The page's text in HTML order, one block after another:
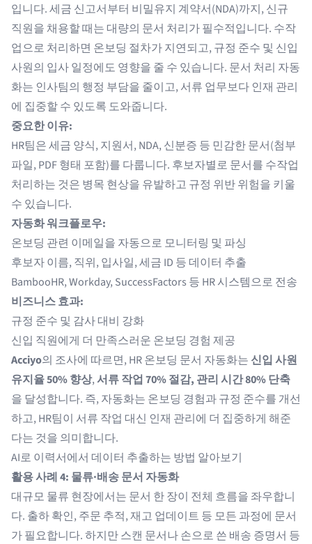
입니다. 세금 신고서부터 비밀유지 계약서(NDA)까지, 신규
직원을 채용할 때는 대량의 문서 처리가 필수적입니다. 수작
업으로 처리하면 온보딩 절차가 지연되고, 규정 준수 및 신입
사원의 입사 일정에도 영향을 줄 수 있습니다. 문서 처리 자동
화는 인사팀의 행정 부담을 줄이고, 서류 업무보다 인재 관리
에 집중할 수 있도록 도와줍니다.
중요한 이유:
HR팀은 세금 양식, 지원서, NDA, 신분증 등 민감한 문서(첨부
파일, PDF 형태 포함)를 다룹니다. 후보자별로 문서를 수작업
처리하는 것은 병목 현상을 유발하고 규정 위반 위험을 키울
수 있습니다.
자동화 워크플로우:
온보딩 관련 이메일을 자동으로 모니터링 및 파싱
후보자 이름, 직위, 입사일, 세금 ID 등 데이터 추출
BambooHR, Workday, SuccessFactors 등 HR 시스템으로 전송
비즈니스 효과:
규정 준수 및 감사 대비 강화
신입 직원에게 더 만족스러운 온보딩 경험 제공
Acciyo의 조사에 따르면, HR 온보딩 문서 자동화는 신입 사원
유지율 50% 향상,서류 작업 70% 절감, 관리 시간 80% 단축
을 달성합니다. 즉, 자동화는 온보딩 경험과 규정 준수를 개선
하고, HR팀이 서류 작업 대신 인재 관리에 더 집중하게 해준
다는 것을 의미합니다.
AI로 이력서에서 데이터 추출하는 방법 알아보기
활용 사례 4: 물류·배송 문서 자동화
대규모 물류 현장에서는 문서 한 장이 전체 흐름을 좌우합니
다. 출하 확인, 주문 추적, 재고 업데이트 등 모든 과정에 문서
가 필요합니다. 하지만 스캔 문서나 손으로 쓴 배송 증명서 등